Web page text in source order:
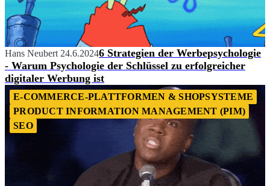
Hans Neubert 24.6.20246 Strategien der Werbepsychologie
- Warum Psychologie der Schlüssel zu erfolgreicher
digitaler Werbung ist
E-COMMERCE-PLATTFORMEN & SHOPSYSTEME
PRODUCT INFORMATION MANAGEMENT (PIM)
SEO